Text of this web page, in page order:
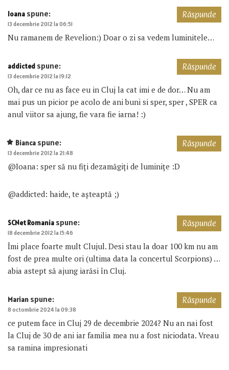
Ioana spune:
13 decembrie 2012 la 06:51
Nu ramanem de Revelion:) Doar o zi sa vedem luminitele…
Răspunde
addicted spune:
13 decembrie 2012 la 19:12
Oh, dar ce nu as face eu in Cluj la cat imi e de dor… Nu am
mai pus un picior pe acolo de ani buni si sper, sper , SPER ca
anul viitor sa ajung, fie vara fie iarna! :)
Răspunde
Bianca spune:
13 decembrie 2012 la 21:48
@Ioana: sper să nu fiți dezamăgiți de luminițe :D
@addicted: haide, te așteaptă ;)
Răspunde
SCNet Romania spune:
18 decembrie 2012 la 15:46
Îmi place foarte mult Clujul. Desi stau la doar 100 km nu am
fost de prea multe ori (ultima data la concertul Scorpions) …
abia astept să ajung iarăsi în Cluj.
Răspunde
Marian spune:
8 octombrie 2024 la 09:38
ce putem face in Cluj 29 de decembrie 2024? Nu an nai fost
la Cluj de 30 de ani iar familia mea nu a fost niciodata. Vreau
sa ramina impresionati
Răspunde